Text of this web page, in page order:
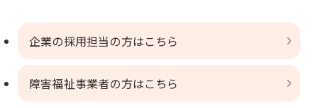
企業の採用担当の方はこちら
障害福祉事業者の方はこちら